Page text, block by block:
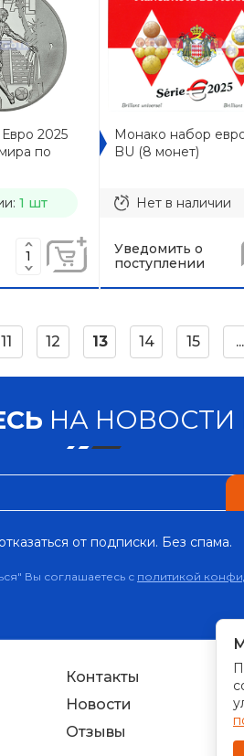
2025
по
1 шт
Монако набор
BU (8 монет)
Нет в наличии
Уведомить о
поступлении
11 12 13 14 15 ...
НА НОВОСТИ
от подписки. Без спама.
Вы соглашаетесь с политикой
Контакты
Новости
Отзывы